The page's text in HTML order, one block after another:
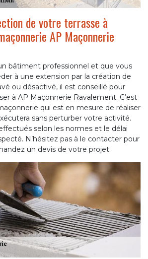
de votre terrasse à
AP Maçonnerie
bâtiment professionnel et que vous
à une extension par la création de
ou désactivé, il est conseillé pour
à AP Maçonnerie Ravalement. C’est
qui est en mesure de réaliser
sans perturber votre activité.
selon les normes et le délai
N’hésitez pas à le contacter pour
un devis de votre projet.